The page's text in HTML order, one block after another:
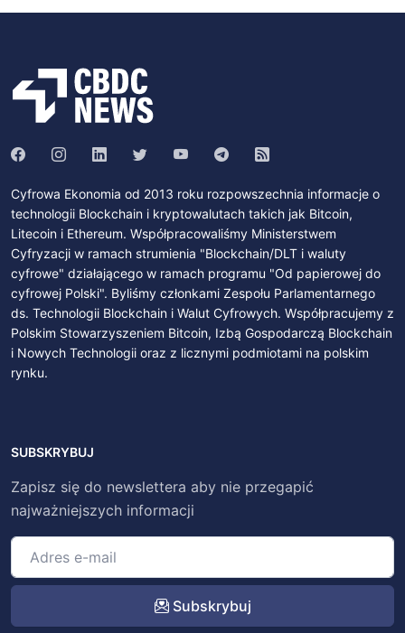
Cyfrowa Ekonomia od 2013 roku rozpowszechnia informacje o
technologii Blockchain i kryptowalutach takich jak Bitcoin,
Litecoin i Ethereum. Współpracowaliśmy Ministerstwem
Cyfryzacji w ramach strumienia "Blockchain/DLT i waluty
cyfrowe" działającego w ramach programu "Od papierowej do
cyfrowej Polski". Byliśmy członkami Zespołu Parlamentarnego
ds. Technologii Blockchain i Walut Cyfrowych. Współpracujemy z
Polskim Stowarzyszeniem Bitcoin, Izbą Gospodarczą Blockchain
i Nowych Technologii oraz z licznymi podmiotami na polskim
rynku.
SUBSKRYBUJ
Zapisz się do newslettera aby nie przegapić
najważniejszych informacji
Subskrybuj